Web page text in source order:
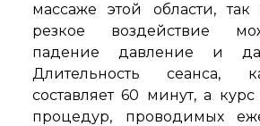
массаже этой области,
резкое воздействие
падение давление и
Длительность сеанса,
составляет 60 минут, а
процедур, проводимых